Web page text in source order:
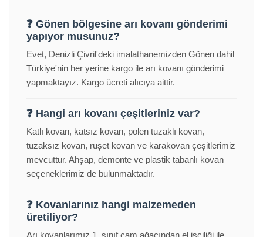
❓ Gönen bölgesine arı kovanı gönderimi
yapıyor musunuz?
Evet, Denizli Çivril'deki imalathanemizden Gönen dahil
Türkiye'nin her yerine kargo ile arı kovanı gönderimi
yapmaktayız. Kargo ücreti alıcıya aittir.
❓ Hangi arı kovanı çeşitleriniz var?
Katlı kovan, katsız kovan, polen tuzaklı kovan,
tuzaksız kovan, ruşet kovan ve karakovan çeşitlerimiz
mevcuttur. Ahşap, demonte ve plastik tabanlı kovan
seçeneklerimiz de bulunmaktadır.
❓ Kovanlarınız hangi malzemeden
üretiliyor?
Arı kovanlarımız 1. sınıf çam ağacından el işçiliği ile